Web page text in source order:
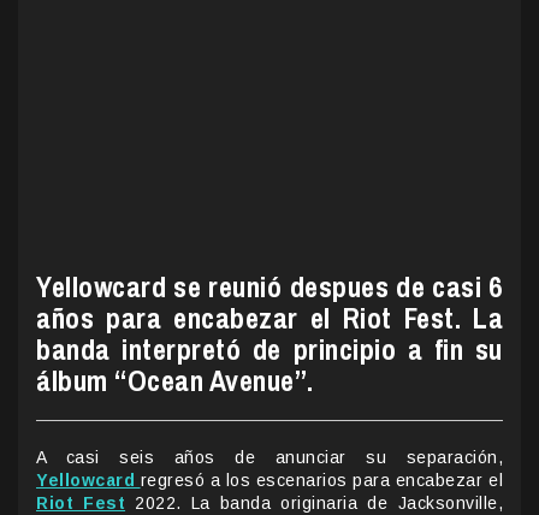
Yellowcard se reunió despues de casi 6
años para encabezar el Riot Fest. La
banda interpretó de principio a fin su
álbum “Ocean Avenue”.
A casi seis años de anunciar su separación,
Yellowcard regresó a los escenarios para encabezar el
Riot Fest 2022. La banda originaria de Jacksonville,